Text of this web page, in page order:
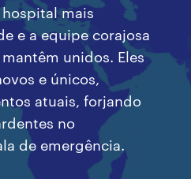
mais
e a equipe corajosa
unidos. Eles
e únicos,
atuais, forjando
no
de emergência.